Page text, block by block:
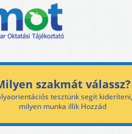
szakmát válassz?
tesztünk segít kideríteni,
milyen munka illik Hozzád